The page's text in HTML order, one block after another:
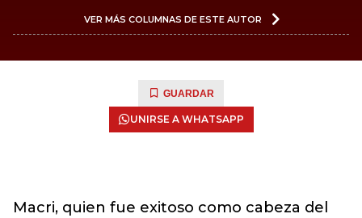
VER MÁS COLUMNAS DE ESTE AUTOR
GUARDAR
UNIRSE A WHATSAPP
Macri, quien fue exitoso como cabeza del